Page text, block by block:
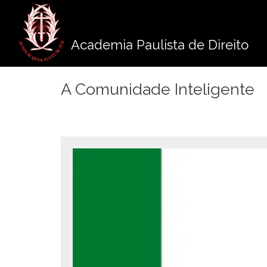
conteúdo
Academia Paulista de Direito
A Comunidade Inteligente